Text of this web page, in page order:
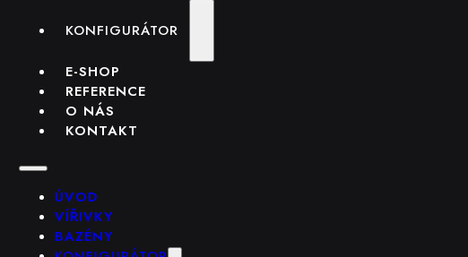
KONFIGURÁTOR
E-SHOP
REFERENCE
O NÁS
KONTAKT
ÚVOD
VÍŘIVKY
BAZÉNY